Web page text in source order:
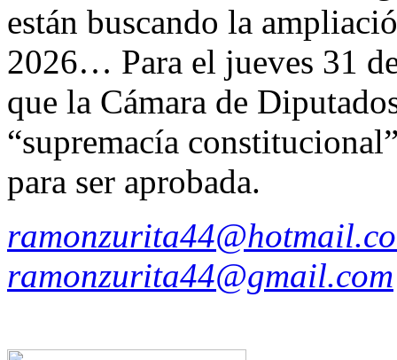
están buscando la
2026… Para el jueves 31
que la Cámara de
“supremacía
para ser aprobada.
ramonzurita44@gmail.com